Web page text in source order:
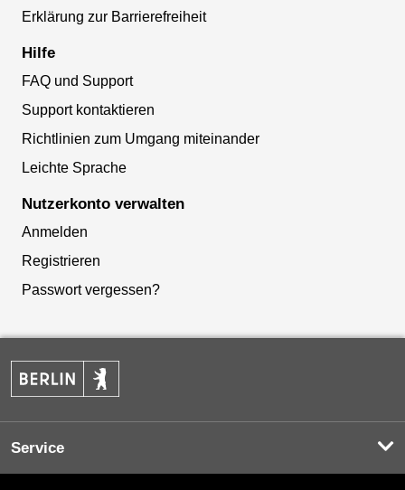
Erklärung zur Barrierefreiheit
Hilfe
FAQ und Support
Support kontaktieren
Richtlinien zum Umgang miteinander
Leichte Sprache
Nutzerkonto verwalten
Anmelden
Registrieren
Passwort vergessen?
Service